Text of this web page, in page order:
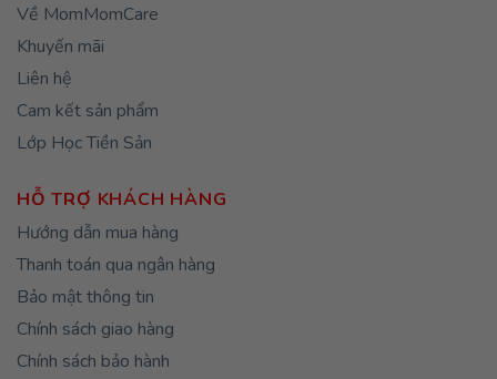
Về MomMomCare
Khuyến mãi
Liên hệ
Cam kết sản phẩm
Lớp Học Tiền Sản
HỖ TRỢ KHÁCH HÀNG
Hướng dẫn mua hàng
Thanh toán qua ngân hàng
Bảo mật thông tin
Chính sách giao hàng
Chính sách bảo hành